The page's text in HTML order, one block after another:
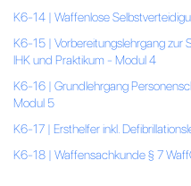
K6-14 | Waffenlose
K6-15 | Vorbereitungslehrgang zur
IHK und Praktikum - Modul 4
K6-16 | Grundlehrgang
Modul 5
K6-17 | Ersthelfer inkl.
K6-18 | Waffensachkunde § 7